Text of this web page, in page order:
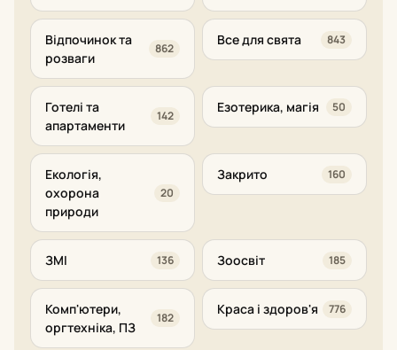
Відпочинок та
розваги
862
Все для свята 843
Готелі та
апартаменти
142
Езотерика, магія 50
Екологія,
охорона
природи
20
Закрито 160
ЗМІ 136 Зоосвіт 185
Комп'ютери,
оргтехніка, ПЗ
182
Краса і здоров'я 776